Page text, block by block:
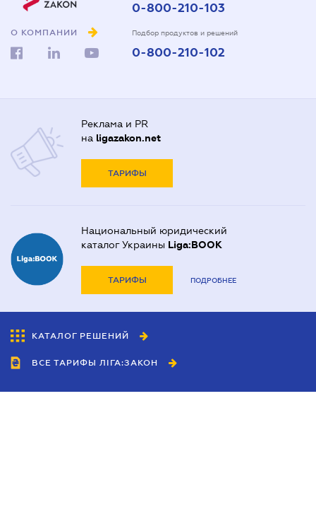
О КОМПАНИИ
0-800-210-103
Подбор продуктов и решений
0-800-210-102
Реклама и PR
на ligazakon.net
ТАРИФЫ
Национальный юридический
каталог Украины Liga:BOOK
ТАРИФЫ ПОДРОБНЕЕ
КАТАЛОГ РЕШЕНИЙ
ВСЕ ТАРИФЫ ЛІГА:ЗАКОН